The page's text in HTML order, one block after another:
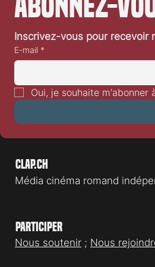
séjour tourne très vite au
Inscrivez-vous pour
E-mail *
Oui, je souhaite m'abonner
Clap.ch
Média cinéma romand
Participer
Nous soutenir ; Nous